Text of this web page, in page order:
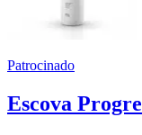
Patrocinado
Escova